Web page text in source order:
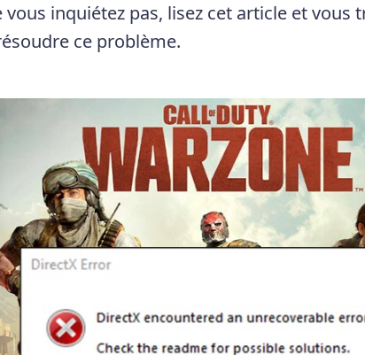
vous inquiétez pas, lisez cet article et vous
ce problème.